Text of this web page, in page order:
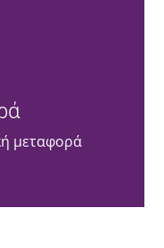
μεταφορά